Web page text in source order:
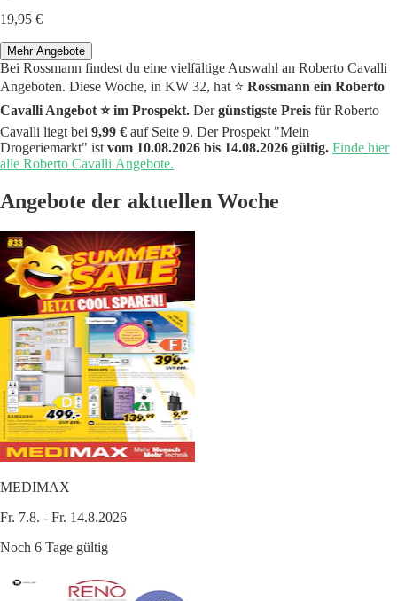
19,95 €
Mehr Angebote
Bei Rossmann findest du eine vielfältige Auswahl an Roberto Cavalli
Angeboten. Diese Woche, in KW 32, hat ⭐️ Rossmann ein Roberto
Cavalli Angebot ⭐️ im Prospekt. Dergünstigste Preis für Roberto
Cavalli liegt bei 9,99 € auf Seite 9. Der Prospekt "Mein
Drogeriemarkt" ist vom 10.08.2026 bis 14.08.2026 gültig. Finde hier
alle Roberto Cavalli Angebote.
Angebote der aktuellen Woche
MEDIMAX
Fr. 7.8. - Fr. 14.8.2026
Noch 6 Tage gültig